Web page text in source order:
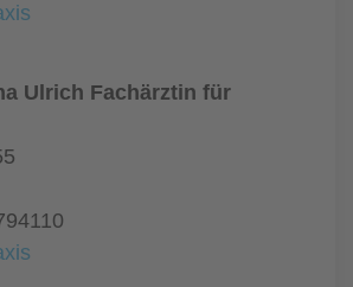
Ulrich Fachärztin für